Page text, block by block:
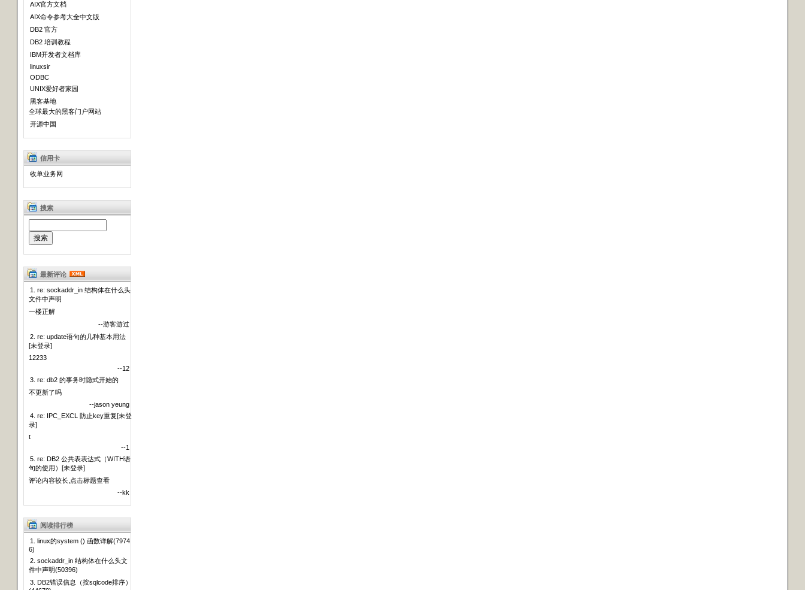
AIX官方文档
AIX命令参考大全中文版
DB2 官方
DB2 培训教程
IBM开发者文档库
linuxsir
ODBC
UNIX爱好者家园
黑客基地
全球最大的黑客门户网站
开源中国
信用卡
收单业务网
搜索
最新评论
1. re: sockaddr_in 结构体在什么头
文件中声明
一楼正解
--游客游过
2. re: update语句的几种基本用法
[未登录]
12233
--12
3. re: db2 的事务时隐式开始的
不更新了吗
--jason yeung
4. re: IPC_EXCL 防止key重复[未登
录]
t
--1
5. re: DB2 公共表表达式（WITH语
句的使用）[未登录]
评论内容较长,点击标题查看
--kk
阅读排行榜
1. linux的system () 函数详解(7974
6)
2. sockaddr_in 结构体在什么头文
件中声明(50396)
3. DB2错误信息（按sqlcode排序）